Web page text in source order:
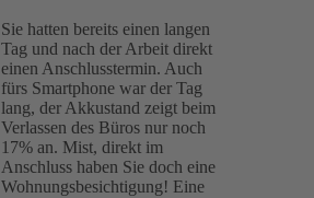
Sie hatten bereits einen langen
Tag und nach der Arbeit direkt
einen Anschlusstermin. Auch
fürs Smartphone war der Tag
lang, der Akkustand zeigt beim
Verlassen des Büros nur noch
17% an. Mist, direkt im
Anschluss haben Sie doch eine
Wohnungsbesichtigung! Eine